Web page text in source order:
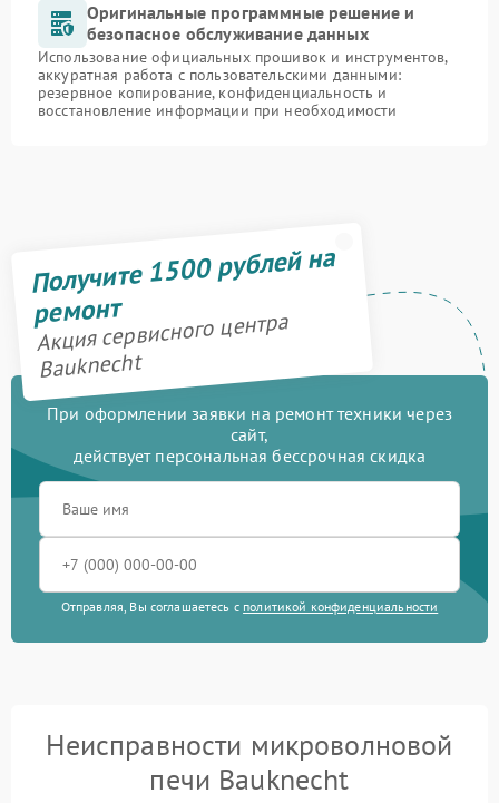
Оригинальные программные решение и
безопасное обслуживание данных
Использование официальных прошивок и инструментов,
аккуратная работа с пользовательскими данными:
резервное копирование, конфиденциальность и
восстановление информации при необходимости
Получите 1500 рублей на
ремонт
Акция сервисного центра
Bauknecht
При оформлении заявки на ремонт техники через
сайт,
действует персональная бессрочная скидка
Отправляя, Вы соглашаетесь с политикой конфиденциальности
Неисправности микроволновой
печи Bauknecht